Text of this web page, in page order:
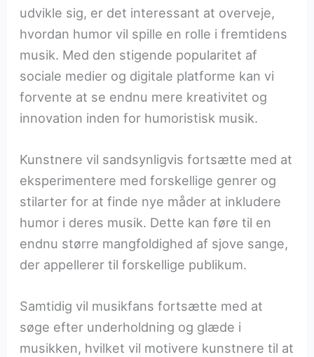
udvikle sig, er det interessant at overveje,
hvordan humor vil spille en rolle i fremtidens
musik. Med den stigende popularitet af
sociale medier og digitale platforme kan vi
forvente at se endnu mere kreativitet og
innovation inden for humoristisk musik.
Kunstnere vil sandsynligvis fortsætte med at
eksperimentere med forskellige genrer og
stilarter for at finde nye måder at inkludere
humor i deres musik. Dette kan føre til en
endnu større mangfoldighed af sjove sange,
der appellerer til forskellige publikum.
Samtidig vil musikfans fortsætte med at
søge efter underholdning og glæde i
musikken, hvilket vil motivere kunstnere til at